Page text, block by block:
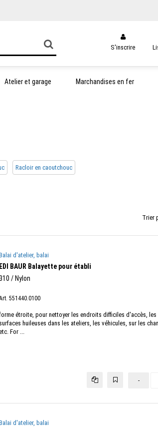
S'inscrire
Atelier et garage Marchandises en fer
Racloir en caoutchouc
Trier
d'atelier, balai
EDI BAUR Balayette pour établi
/ Nylon
551440.0100
étroite, pour nettoyer les endroits difficiles d'accès, les
surfaces huileuses dans les ateliers, les véhicules, sur les
For ...
-
d'atelier, balai